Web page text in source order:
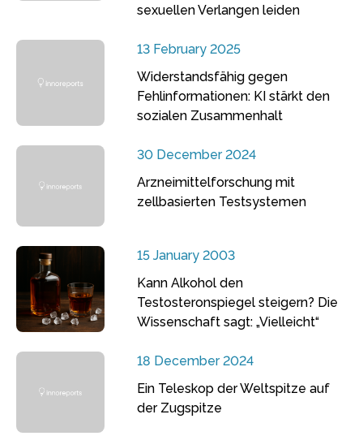
sexuellen Verlangen leiden
13 February 2025
Widerstandsfähig gegen
Fehlinformationen: KI stärkt den
sozialen Zusammenhalt
30 December 2024
Arzneimittelforschung mit
zellbasierten Testsystemen
15 January 2003
Kann Alkohol den
Testosteronspiegel steigern? Die
Wissenschaft sagt: „Vielleicht“
18 December 2024
Ein Teleskop der Weltspitze auf
der Zugspitze